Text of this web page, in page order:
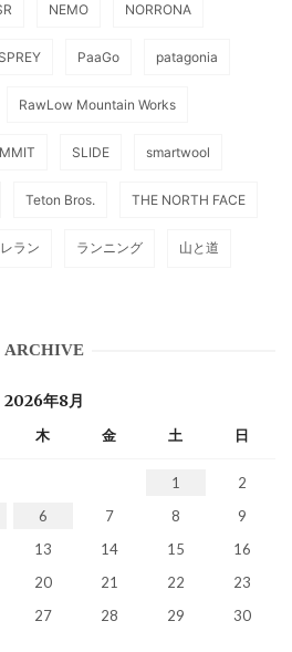
NEMO NORRONA
PaaGo patagonia
RawLow Mountain Works
SLIDE smartwool
Teton Bros. THE NORTH FACE
レラン ランニング 山と道
ARCHIVE
2026年8月
木 金 土 日
1
2
6 7 8
9
13 14 15
16
20 21 22
23
27 28 29
30